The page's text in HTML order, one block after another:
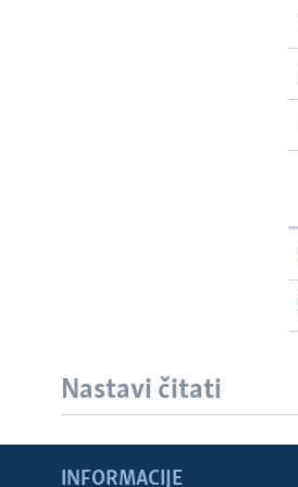
Nastavi čitati
INFORMACIJE